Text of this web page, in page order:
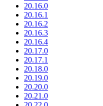
20.16.0
20.16.1
20.16.2
20.16.3
20.16.4
20.17.0
20.17.1
20.18.0
20.19.0
20.20.0
20.21.0